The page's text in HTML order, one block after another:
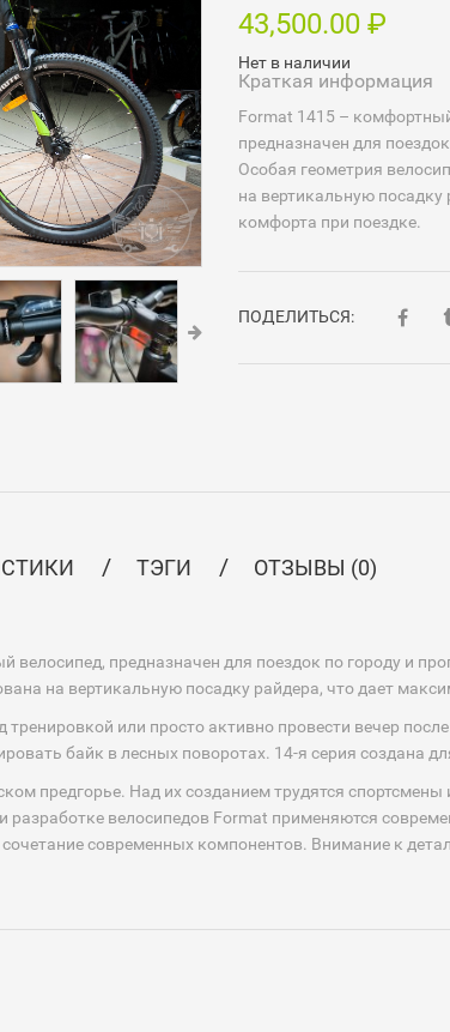
43,500.00 ₽
Нет в наличии
Краткая информация
Format 1415 –
предназначен для
Особая геометрия
на вертикальную
комфорта при поездке.
ПОДЕЛИТЬСЯ:
ТЭГИ ОТЗЫВЫ (0)
предназначен для поездок по городу и
на вертикальную посадку райдера, что дает
тренировкой или просто активно провести вечер
байк в лесных поворотах. 14-я серия создана
предгорье. Над их созданием трудятся
велосипедов Format применяются
современных компонентов. Внимание к